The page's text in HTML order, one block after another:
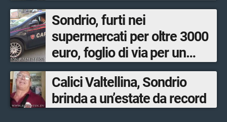
Sondrio, furti nei
supermercati per oltre 3000
euro, foglio di via per un
ventinovenne
Calici Valtellina, Sondrio
brinda a un’estate da record